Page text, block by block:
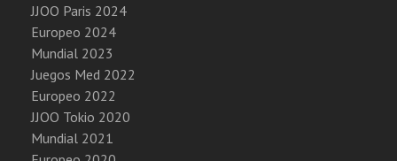
JJOO Paris 2024
Europeo 2024
Mundial 2023
Juegos Med 2022
Europeo 2022
JJOO Tokio 2020
Mundial 2021